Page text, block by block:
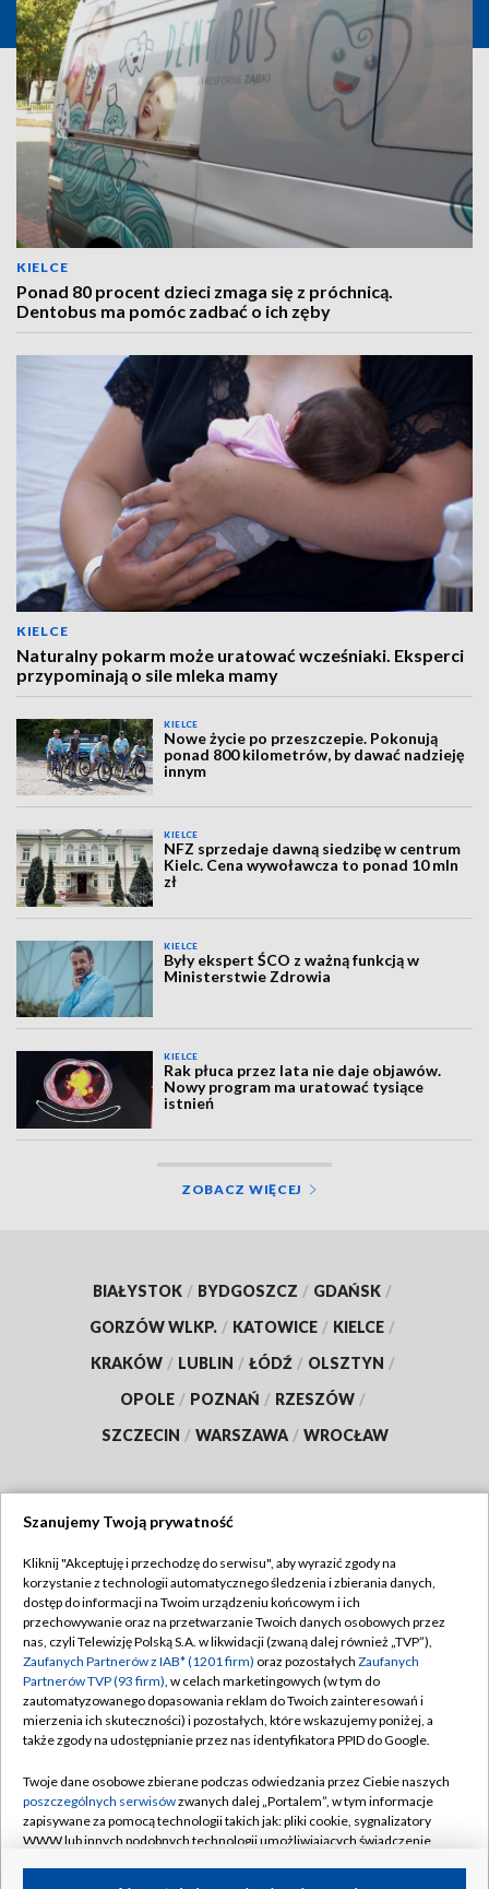
KIELCE
Ponad 80 procent dzieci zmaga się z próchnicą.
Dentobus ma pomóc zadbać o ich zęby
KIELCE
Naturalny pokarm może uratować wcześniaki. Eksperci
przypominają o sile mleka mamy
KIELCE
Nowe życie po przeszczepie. Pokonują
ponad 800 kilometrów, by dawać nadzieję
innym
KIELCE
NFZ sprzedaje dawną siedzibę w centrum
Kielc. Cena wywoławcza to ponad 10 mln
zł
KIELCE
Były ekspert ŚCO z ważną funkcją w
Ministerstwie Zdrowia
KIELCE
Rak płuca przez lata nie daje objawów.
Nowy program ma uratować tysiące
istnień
ZOBACZ WIĘCEJ
BIAŁYSTOK / BYDGOSZCZ / GDAŃSK /
GORZÓW WLKP. / KATOWICE / KIELCE /
KRAKÓW / LUBLIN / ŁÓDŹ / OLSZTYN /
OPOLE / POZNAŃ / RZESZÓW /
SZCZECIN / WARSZAWA / WROCŁAW
TVP
Abonament TVP
Emisja w TVP
Centrum informacji TVP
Naziemna Telewizja Cyfrowa
Rada Programowa
System NOS
Informacje o nadawcy
Regulamin TVP
Polityka prywatności
Moje zgody
Pomoc
Kontakt
Kanały
Szanujemy Twoją prywatność
Kliknij "Akceptuję i przechodzę do serwisu", aby wyrazić zgody na
korzystanie z technologii automatycznego śledzenia i zbierania danych,
dostęp do informacji na Twoim urządzeniu końcowym i ich
przechowywanie oraz na przetwarzanie Twoich danych osobowych przez
nas, czyli Telewizję Polską S.A. w likwidacji (zwaną dalej również „TVP”),
Zaufanych Partnerów z IAB* (1201 firm) oraz pozostałych Zaufanych
Partnerów TVP (93 firm), w celach marketingowych (w tym do
zautomatyzowanego dopasowania reklam do Twoich zainteresowań i
mierzenia ich skuteczności) i pozostałych, które wskazujemy poniżej, a
także zgody na udostępnianie przez nas identyfikatora PPID do Google.
Twoje dane osobowe zbierane podczas odwiedzania przez Ciebie naszych
poszczególnych serwisówzwanych dalej „Portalem”, w tym informacje
zapisywane za pomocą technologii takich jak: pliki cookie, sygnalizatory
WWW lub innych podobnych technologii umożliwiających świadczenie